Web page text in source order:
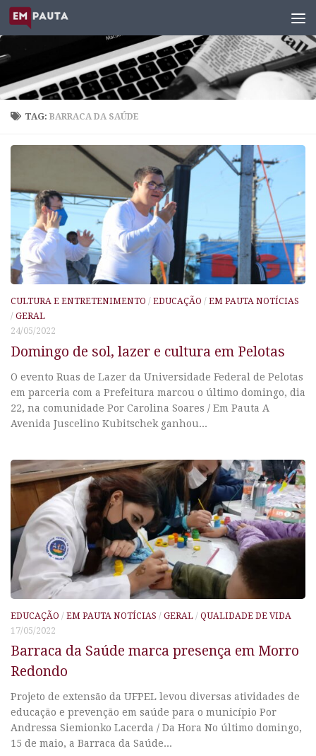
Skip to content
TAG:BARRACA DA SAÚDE
CULTURA E ENTRETENIMENTO / EDUCAÇÃO / EM PAUTA NOTÍCIAS
/ GERAL
24/05/2022
Domingo de sol, lazer e cultura em Pelotas
O evento Ruas de Lazer da Universidade Federal de Pelotas
em parceria com a Prefeitura marcou o último domingo, dia
22, na comunidade Por Carolina Soares / Em Pauta A
Avenida Juscelino Kubitschek ganhou...
EDUCAÇÃO / EM PAUTA NOTÍCIAS / GERAL / QUALIDADE DE VIDA
17/05/2022
Barraca da Saúde marca presença em Morro
Redondo
Projeto de extensão da UFPEL levou diversas atividades de
educação e prevenção em saúde para o município Por
Andressa Siemionko Lacerda / Da Hora No último domingo,
15 de maio, a Barraca da Saúde...